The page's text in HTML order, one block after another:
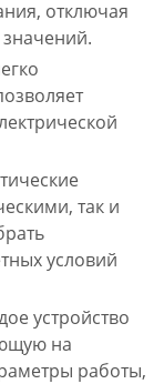
отключая
так и
условий
устройство
на
работы,